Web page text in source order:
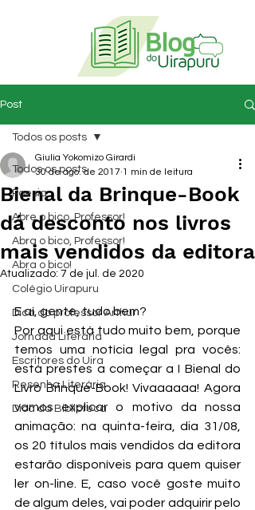
Post
Todos os posts
Poesia
Abre o bico, Professor!
Abra o bico, Professor!
Abra o bico!
Colégio Uirapuru
Dica do professor Arthur
Jornada Literária
Escritores do Uira
Resenha Literária
Dica da Biblioteca
Todos os posts
Bienal da Brinque-Book
dá desconto nos livros
mais vendidos da editora
Giulia Yokomizo Girardi
30 de ago. de 2017 1 min de leitura
Atualizado: 7 de jul. de 2020
E aí, gente, tudo bem?
Por aqui está tudo muito bem, porque
temos uma notícia legal pra vocês:
está prestes a começar a I Bienal do
Livro Brinque-Book! Vivaaaaaa! Agora
vamos explicar o motivo da nossa
animação: na quinta-feira, dia 31/08,
os 20 títulos mais vendidos da editora
estarão disponíveis para quem quiser
ler on-line. E, caso você goste muito
de algum deles, vai poder adquirir pelo